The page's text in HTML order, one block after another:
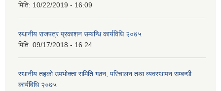
मिति: 10/22/2019 - 16:09
स्थानीय राजपत्र प्रकाशन सम्बन्धि कार्यविधि २०७५
मिति: 09/17/2018 - 16:24
स्थानीय तहको उपभोक्ता समिति गठन, परिचालन तथा व्यवस्थापन सम्बन्धी
कार्यविधि २०७५